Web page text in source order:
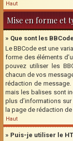
Haut
Mise en forme et
» Que sont les
Le BBCode est une
forme des éléments
pouvez utiliser les
chacun de vos
rédaction de message.
mais les balises sont
plus d’informations
la page de rédaction
Haut
» Puis-je utiliser le